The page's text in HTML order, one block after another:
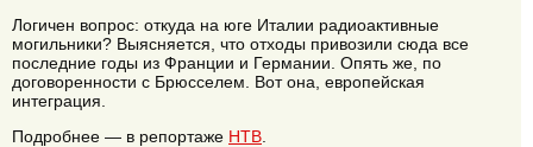
Логичен вопрос: откуда на юге Италии радиоактивные
могильники? Выясняется, что отходы привозили сюда все
последние годы из Франции и Германии. Опять же, по
договоренности с Брюсселем. Вот она, европейская
интеграция.
Подробнее — в репортаже НТВ